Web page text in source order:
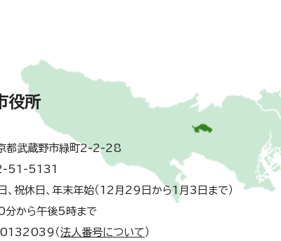
役所
武蔵野市緑町2-2-28
51-5131
、祝休日、年末年始（12月29日から1月3日まで）
分から午後5時まで
（ 法人番号について ）